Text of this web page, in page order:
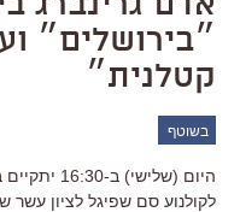
״בירושלים״
קטלנית״
בשוטף
היום
לקולנוע סם שפיגל לציון